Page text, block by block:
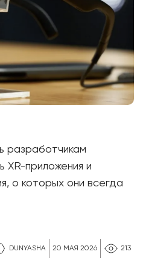
DUNYASHA 20 МАЯ 2026 213
разработчикам
XR-приложения и
о которых они всегда